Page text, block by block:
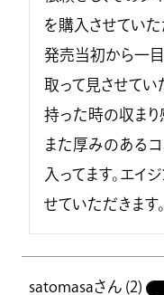
を購入させていた
発売当初から一
取って見させてい
持った時の収まり
また厚みのあるコ
入ってます。エイ
せていただきます。
satomasa 2